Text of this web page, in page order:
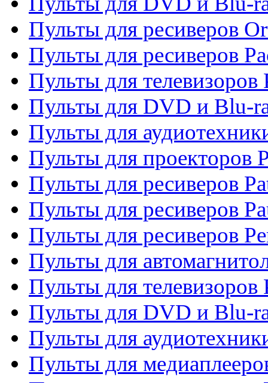
Пульты для ресиверов
Пульты для ресиверов
Пульты для телевизоров
Пульты для DVD и Blu-
Пульты для
Пульты для проекторов
Пульты для ресиверов
Пульты для ресиверов
Пульты для ресиверов
Пульты для
Пульты для телевизоров
Пульты для DVD и Blu-
Пульты для
Пульты для